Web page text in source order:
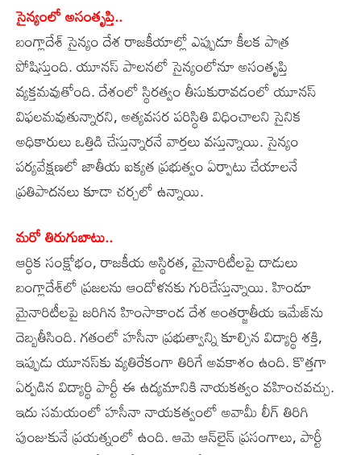
సైన్యంలో అసంతృప్తి..
బంగ్లాదేశ్‌ సైన్యం దేశ రాజకీయాల్లో ఎప్పుడూ కీలక పాత్ర
పోషిస్తుంది. యూనస్‌ పాలనలో సైన్యంలోనూ అసంతృప్తి
వ్యక్తమవుతోంది. దేశంలో స్థిరత్వం తీసుకురావడంలో యూనస్‌
విఫలమవుతున్నారని, అత్యవసర పరిస్థితి విధించాలని సైనిక
అధికారులు ఒత్తిడి చేస్తున్నారనే వార్తలు వస్తున్నాయి. సైన్యం
పర్యవేక్షణలో జాతీయ ఐక్యత ప్రభుత్వం ఏర్పాటు చేయాలనే
ప్రతిపాదనలు కూడా చర్చలో ఉన్నాయి.
మరో తిరుగుబాటు..
ఆర్థిక సంక్షోభం, రాజకీయ అస్థిరత, మైనారిటీలపై దాడులు
బంగ్లాదేశ్‌లో ప్రజలను ఆందోళనకు గురిచేస్తున్నాయి. హిందూ
మైనారిటీలపై జరిగిన హింసాకాండ దేశ అంతర్జాతీయ ఇమేజ్‌ను
దెబ్బతీసింది. గతంలో హసీనా ప్రభుత్వాన్ని కూల్చిన విద్యార్థి శక్తి,
ఇప్పుడు యూనస్‌కు వ్యతిరేకంగా తిరిగే అవకాశం ఉంది. కొత్తగా
ఏర్పడిన విద్యార్థి పార్టీ ఈ ఉద్యమానికి నాయకత్వం వహించవచ్చు.
ఇదు సమయంలో హసీనా నాయకత్వంలో అవామీ లీగ్‌ తిరిగి
పుంజుకునే ప్రయత్నంలో ఉంది. ఆమె ఆన్‌లైన్‌ ప్రసంగాలు, పార్టీ